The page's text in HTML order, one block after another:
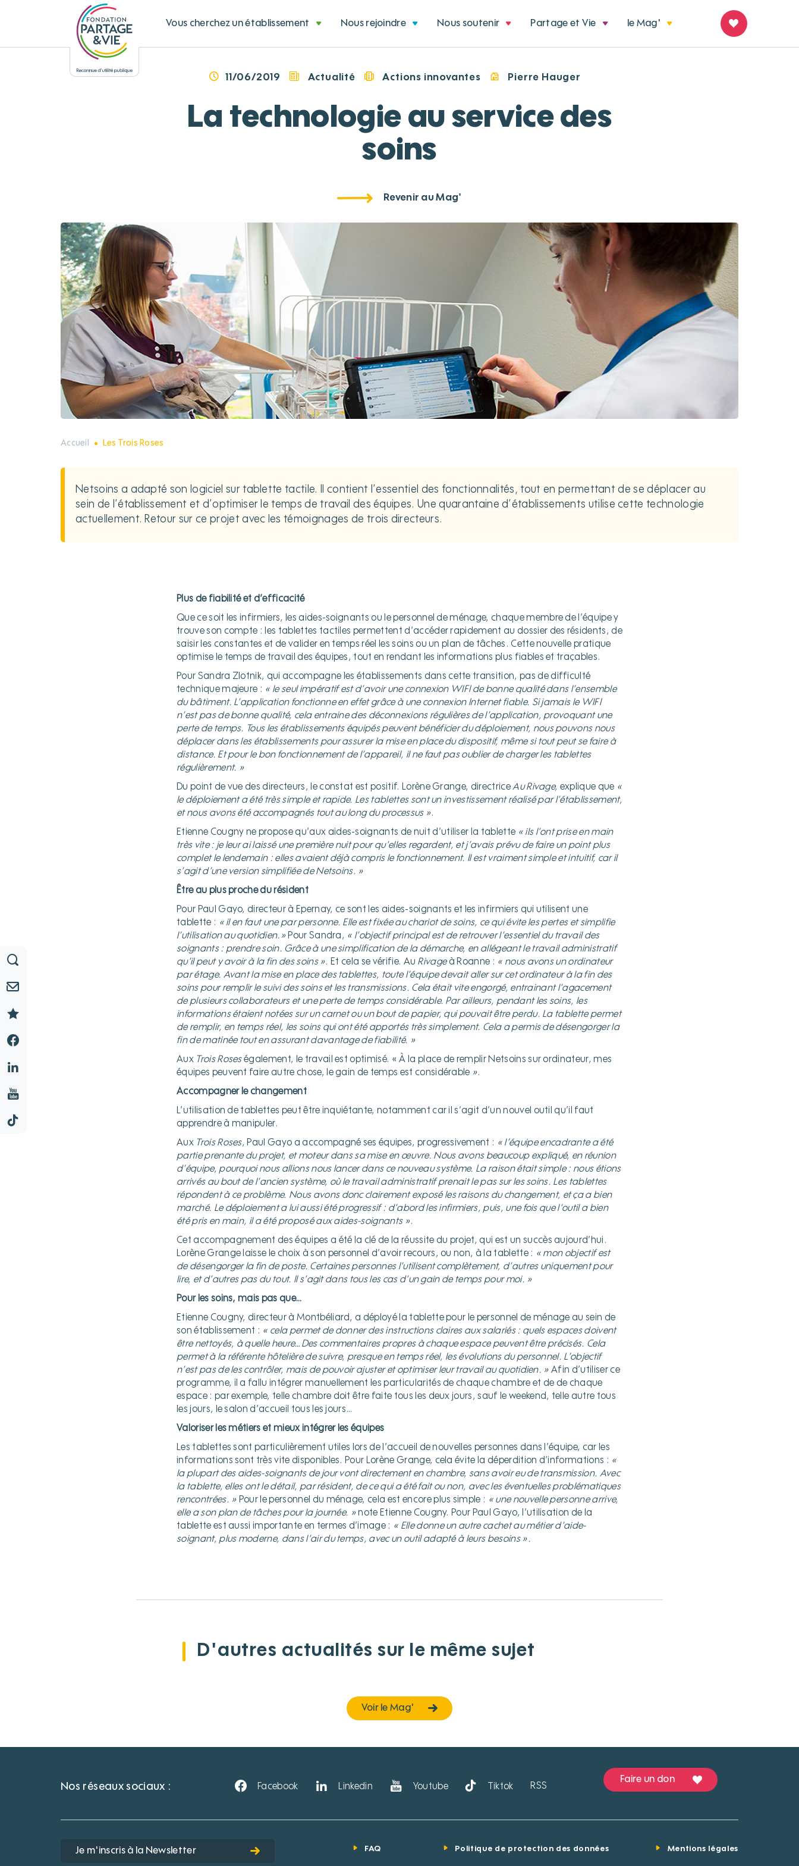
Vous cherchez un établissement Nous rejoindre Nous soutenir Partage et Vie le Mag'
11/06/2019 Actualité Actions innovantes Pierre Hauger
La technologie au service des
soins
Revenir au Mag'
Accueil Les Trois Roses
Netsoins a adapté son logiciel sur tablette tactile. Il contient l’essentiel des fonctionnalités, tout en permettant de se déplacer au
sein de l’établissement et d’optimiser le temps de travail des équipes. Une quarantaine d’établissements utilise cette technologie
actuellement. Retour sur ce projet avec les témoignages de trois directeurs.
Plus de fiabilité et d’efficacité
Que ce soit les infirmiers, les aides-soignants ou le personnel de ménage, chaque membre de l’équipe y
trouve son compte : les tablettes tactiles permettent d’accéder rapidement au dossier des résidents, de
saisir les constantes et de valider en temps réel les soins ou un plan de tâches. Cette nouvelle pratique
optimise le temps de travail des équipes, tout en rendant les informations plus fiables et traçables.
Pour Sandra Zlotnik, qui accompagne les établissements dans cette transition, pas de difficulté
technique majeure : « le seul impératif est d’avoir une connexion WIFI de bonne qualité dans l’ensemble
du bâtiment. L’application fonctionne en effet grâce à une connexion Internet fiable. Si jamais le WIFI
n’est pas de bonne qualité, cela entraine des déconnexions régulières de l’application, provoquant une
perte de temps. Tous les établissements équipés peuvent bénéficier du déploiement, nous pouvons nous
déplacer dans les établissements pour assurer la mise en place du dispositif, même si tout peut se faire à
distance. Et pour le bon fonctionnement de l’appareil, il ne faut pas oublier de charger les tablettes
régulièrement. »
Du point de vue des directeurs, le constat est positif. Lorène Grange, directriceAu Rivage, explique que «
le déploiement a été très simple et rapide. Les tablettes sont un investissement réalisé par l’établissement,
et nous avons été accompagnés tout au long du processus ».
Etienne Cougny ne propose qu’aux aides-soignants de nuit d’utiliser la tablette « ils l’ont prise en main
très vite : je leur ai laissé une première nuit pour qu’elles regardent, et j’avais prévu de faire un point plus
complet le lendemain : elles avaient déjà compris le fonctionnement. Il est vraiment simple et intuitif, car il
s’agit d’une version simplifiée de Netsoins. »
Être au plus proche du résident
Pour Paul Gayo, directeur à Epernay, ce sont les aides-soignants et les infirmiers qui utilisent une
tablette : « il en faut une par personne. Elle est fixée au chariot de soins, ce qui évite les pertes et simplifie
l’utilisation au quotidien.»Pour Sandra, « l’objectif principal est de retrouver l’essentiel du travail des
soignants : prendre soin. Grâce à une simplification de la démarche, en allégeant le travail administratif
qu’il peut y avoir à la fin des soins ». Et cela se vérifie. Au Rivageà Roanne : « nous avons un ordinateur
par étage. Avant la mise en place des tablettes, toute l’équipe devait aller sur cet ordinateur à la fin des
soins pour remplir le suivi des soins et les transmissions. Cela était vite engorgé, entrainant l’agacement
de plusieurs collaborateurs et une perte de temps considérable. Par ailleurs, pendant les soins, les
informations étaient notées sur un carnet ou un bout de papier, qui pouvait être perdu. La tablette permet
de remplir, en temps réel, les soins qui ont été apportés très simplement. Cela a permis de désengorger la
fin de matinée tout en assurant davantage de fiabilité. »
Aux Trois Roseségalement, le travail est optimisé. « À la place de remplir Netsoins sur ordinateur, mes
équipes peuvent faire autre chose, le gain de temps est considérable ».
Accompagner le changement
L’utilisation de tablettes peut être inquiétante, notamment car il s’agit d’un nouvel outil qu’il faut
apprendre à manipuler.
Aux Trois Roses, Paul Gayo a accompagné ses équipes, progressivement : « l’équipe encadrante a été
partie prenante du projet, et moteur dans sa mise en œuvre. Nous avons beaucoup expliqué, en réunion
d’équipe, pourquoi nous allions nous lancer dans ce nouveau système. La raison était simple : nous étions
arrivés au bout de l’ancien système, où le travail administratif prenait le pas sur les soins. Les tablettes
répondent à ce problème. Nous avons donc clairement exposé les raisons du changement, et ça a bien
marché. Le déploiement a lui aussi été progressif : d’abord les infirmiers, puis, une fois que l’outil a bien
été pris en main, il a été proposé aux aides-soignants ».
Cet accompagnement des équipes a été la clé de la réussite du projet, qui est un succès aujourd’hui.
Lorène Grange laisse le choix à son personnel d’avoir recours, ou non, à la tablette : « mon objectif est
de désengorger la fin de poste. Certaines personnes l’utilisent complètement, d’autres uniquement pour
lire, et d’autres pas du tout. Il s’agit dans tous les cas d’un gain de temps pour moi. »
Pour les soins, mais pas que…
Etienne Cougny, directeur à Montbéliard, a déployé la tablette pour le personnel de ménage au sein de
son établissement : « cela permet de donner des instructions claires aux salariés : quels espaces doivent
être nettoyés, à quelle heure…Des commentaires propres à chaque espace peuvent être précisés. Cela
permet à la référente hôtelière de suivre, presque en temps réel, les évolutions du personnel. L’objectif
n’est pas de les contrôler, mais de pouvoir ajuster et optimiser leur travail au quotidien. » Afin d’utiliser ce
programme, il a fallu intégrer manuellement les particularités de chaque chambre et de de chaque
espace : par exemple, telle chambre doit être faite tous les deux jours, sauf le weekend, telle autre tous
les jours, le salon d’accueil tous les jours…
Valoriser les métiers et mieux intégrer les équipes
Les tablettes sont particulièrement utiles lors de l’accueil de nouvelles personnes dans l’équipe, car les
informations sont très vite disponibles. Pour Lorène Grange, cela évite la déperdition d’informations : «
la plupart des aides-soignants de jour vont directement en chambre, sans avoir eu de transmission. Avec
la tablette, elles ont le détail, par résident, de ce qui a été fait ou non, avec les éventuelles problématiques
rencontrées. » Pour le personnel du ménage, cela est encore plus simple : « une nouvelle personne arrive,
elle a son plan de tâches pour la journée. »note Etienne Cougny. Pour Paul Gayo, l’utilisation de la
tablette est aussi importante en termes d’image : « Elle donne un autre cachet au métier d’aide-
soignant, plus moderne, dans l’air du temps, avec un outil adapté à leurs besoins ».
D'autres actualités sur le même sujet
Voir le Mag'
Nos réseaux sociaux : Facebook Linkedin Youtube Tiktok RSS
Faire un don
Je m'inscris à la Newsletter FAQ Politique de protection des données Mentions légales
Panneau de gestion des cookies